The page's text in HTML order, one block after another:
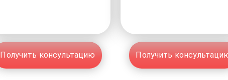
Получить консультацию Получить